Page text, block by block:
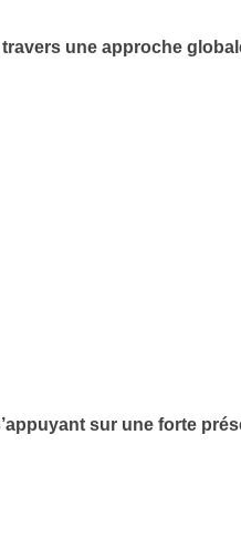
une approche
sur une forte